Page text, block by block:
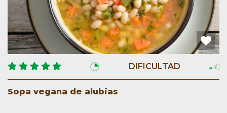
DIFICULTAD
Sopa vegana de alubias